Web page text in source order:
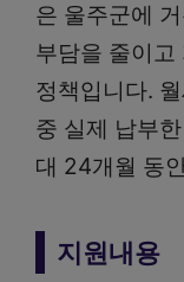
은 울주군에
부담을 줄이고
정책입니다.
중 실제 납부
대 24개월 동
지원내용